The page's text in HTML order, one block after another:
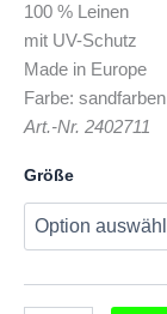
100 % Leinen
mit UV-Schutz
Made in Europe
Farbe: sandfarben
Art.-Nr. 2402711
Größe